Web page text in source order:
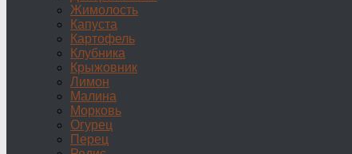
Жимолость
Капуста
Картофель
Клубника
Крыжовник
Лимон
Малина
Морковь
Огурец
Перец